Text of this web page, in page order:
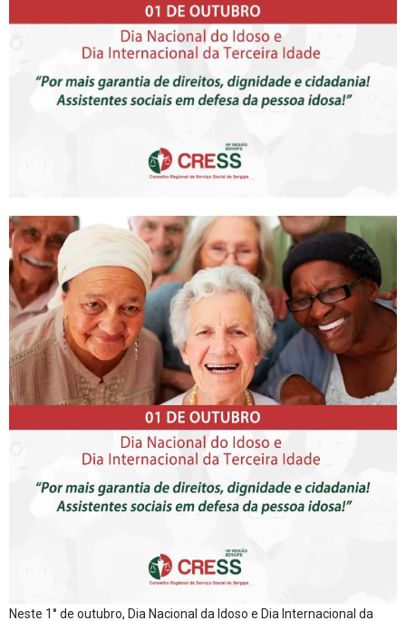
Neste 1° de outubro, Dia Nacional da Idoso e Dia Internacional da